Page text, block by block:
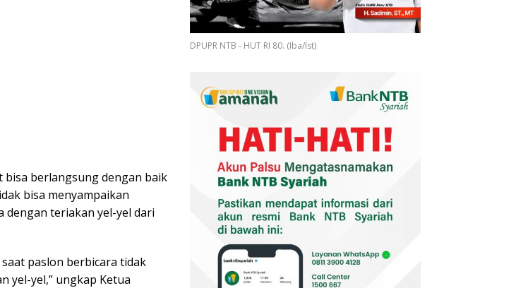
bisa berlangsung dengan baik
bisa menyampaikan
dengan teriakan yel-yel dari
paslon berbicara tidak
yel-yel,” ungkap Ketua
DPUPR NTB - HUT RI 80. (Iba/Ist)